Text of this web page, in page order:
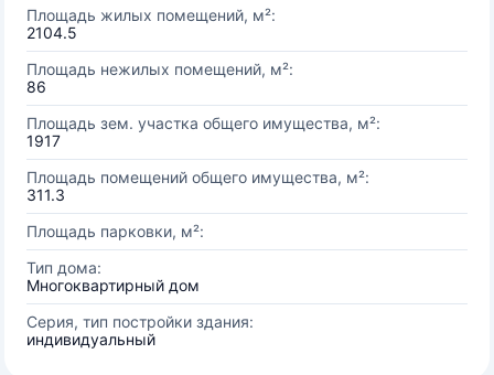
Площадь жилых помещений, м²:
2104.5
Площадь нежилых помещений, м²:
86
Площадь зем. участка общего имущества, м²:
1917
Площадь помещений общего имущества, м²:
311.3
Площадь парковки, м²:
Тип дома:
Многоквартирный дом
Серия, тип постройки здания:
индивидуальный